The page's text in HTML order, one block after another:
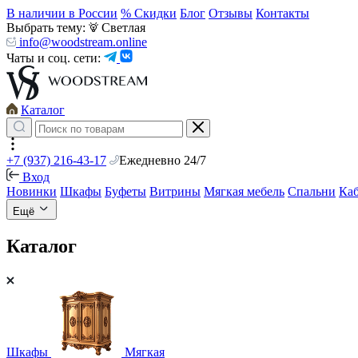
В наличии в России % Скидки Блог Отзывы Контакты
Выбрать тему:
Светлая
info@woodstream.online
Чаты и соц. сети:
Каталог
+7 (937) 216-43-17
Ежедневно 24/7
Вход
Новинки Шкафы Буфеты Витрины Мягкая мебель Спальни
Ещё
Каталог
Шкафы Мягкая